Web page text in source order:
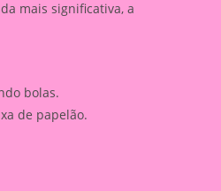
mais significativa, a
bolas.
de papelão.